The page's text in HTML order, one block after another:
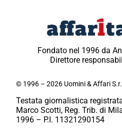
Fondato nel 1996 da
Direttore
© 1996 – 2026 Uomini & Affari
Testata giornalistica
Marco Scotti, Reg. Trib. di
1996 – P.I. 11321290154